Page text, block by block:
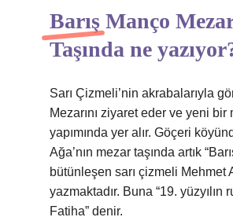
Barış Manço
Taşında ne
Sarı Çizmeli’nin akrabalarıyla
Mezarını ziyaret eder ve yeni bir
yapımında yer alır. Göçeri
Ağa’nın mezar taşında artık
bütünleşen sarı çizmeli Mehmet
yazmaktadır. Buna “19. yüzyılın
Fatiha” denir.